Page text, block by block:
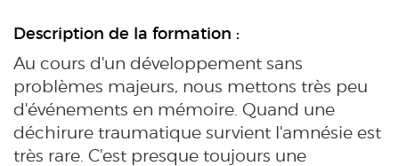
Description de la formation :
Au cours d'un développement sans
problèmes majeurs, nous mettons très peu
d'événements en mémoire. Quand une
déchirure traumatique survient l'amnésie est
très rare. C'est presque toujours une